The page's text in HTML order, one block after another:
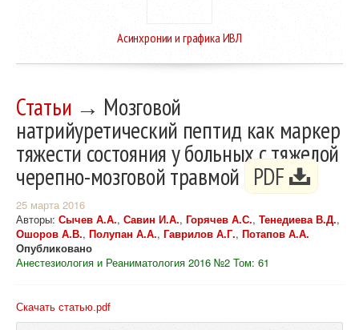
Асинхронии и графика ИВЛ
Статьи → Мозговой
натрийуретический пептид как маркер
тяжести состояния у больных с тяжелой
черепно-мозговой травмой PDF
25 марта 2016
Авторы: Сычев А.А., Савин И.А., Горячев А.С., Тенедиева В.Д.,
Ошоров А.В., Полупан А.А., Гаврилов А.Г., Потапов А.А.
Опубликовано
Анестезиология и Реаниматология 2016 №2 Том: 61
Скачать статью.pdf